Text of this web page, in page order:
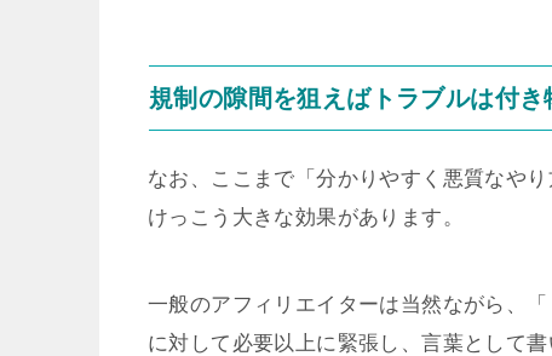
規制の隙間を狙えばトラブルは付き
なお、ここまで「分かりやすく悪質なや
けっこう大きな効果があります。
一般のアフィリエイターは当然ながら、
に対して必要以上に緊張し、言葉として